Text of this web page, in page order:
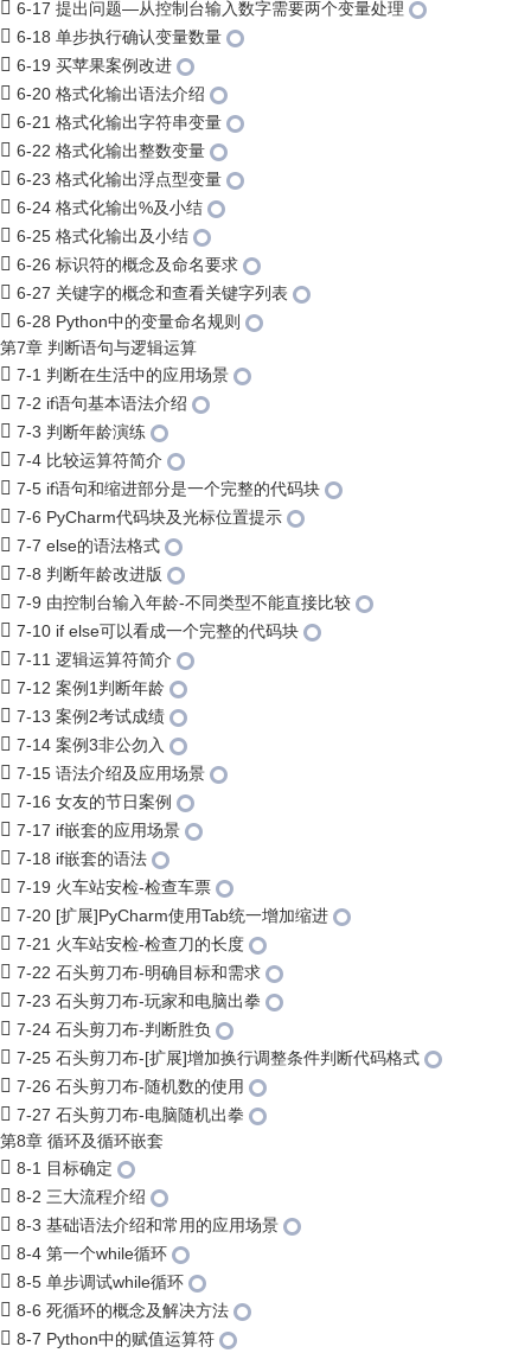
6-17 提出问题—从控制台输入数字需要两个变量处理
6-18 单步执行确认变量数量
6-19 买苹果案例改进
6-20 格式化输出语法介绍
6-21 格式化输出字符串变量
6-22 格式化输出整数变量
6-23 格式化输出浮点型变量
6-24 格式化输出%及小结
6-25 格式化输出及小结
6-26 标识符的概念及命名要求
6-27 关键字的概念和查看关键字列表
6-28 Python中的变量命名规则
第7章 判断语句与逻辑运算
7-1 判断在生活中的应用场景
7-2 if语句基本语法介绍
7-3 判断年龄演练
7-4 比较运算符简介
7-5 if语句和缩进部分是一个完整的代码块
7-6 PyCharm代码块及光标位置提示
7-7 else的语法格式
7-8 判断年龄改进版
7-9 由控制台输入年龄-不同类型不能直接比较
7-10 if else可以看成一个完整的代码块
7-11 逻辑运算符简介
7-12 案例1判断年龄
7-13 案例2考试成绩
7-14 案例3非公勿入
7-15 语法介绍及应用场景
7-16 女友的节日案例
7-17 if嵌套的应用场景
7-18 if嵌套的语法
7-19 火车站安检-检查车票
7-20 [扩展]PyCharm使用Tab统一增加缩进
7-21 火车站安检-检查刀的长度
7-22 石头剪刀布-明确目标和需求
7-23 石头剪刀布-玩家和电脑出拳
7-24 石头剪刀布-判断胜负
7-25 石头剪刀布-[扩展]增加换行调整条件判断代码格式
7-26 石头剪刀布-随机数的使用
7-27 石头剪刀布-电脑随机出拳
第8章 循环及循环嵌套
8-1 目标确定
8-2 三大流程介绍
8-3 基础语法介绍和常用的应用场景
8-4 第一个while循环
8-5 单步调试while循环
8-6 死循环的概念及解决方法
8-7 Python中的赋值运算符